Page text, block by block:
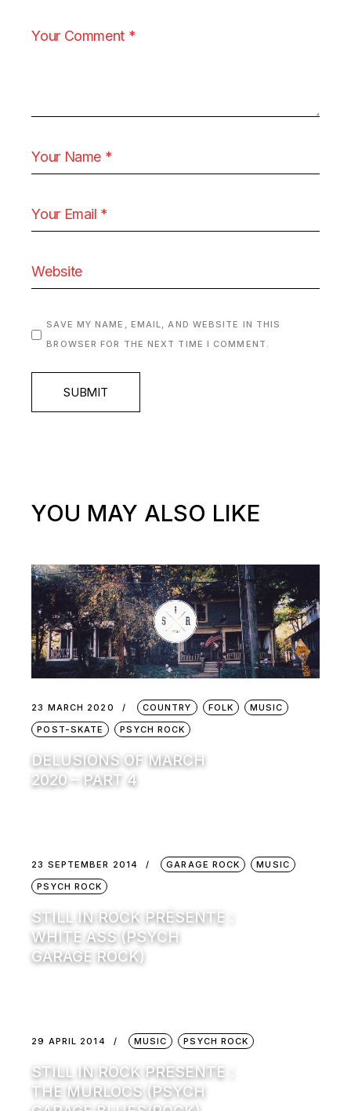
SAVE MY NAME, EMAIL, AND WEBSITE IN THIS
BROWSER FOR THE NEXT TIME I COMMENT.
SUBMIT
YOU MAY ALSO LIKE
23 MARCH 2020 COUNTRY FOLK
MUSIC
POST-SKATE
PSYCH ROCK
DELUSIONS OF MARCH
2020 – PART 4
23 SEPTEMBER 2014 GARAGE ROCK
MUSIC
PSYCH ROCK
STILL IN ROCK PRÉSENTE :
WHITE ASS (PSYCH
GARAGE ROCK)
29 APRIL 2014 MUSIC PSYCH ROCK
STILL IN ROCK PRÉSENTE :
THE MURLOCS (PSYCH